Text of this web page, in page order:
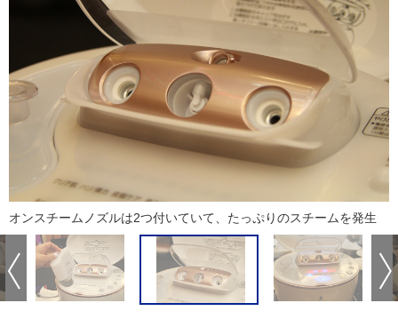
オンスチームノズルは2つ付いていて、たっぷりのスチームを発生